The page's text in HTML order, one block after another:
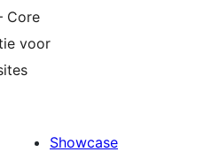
Core
voor
Showcase